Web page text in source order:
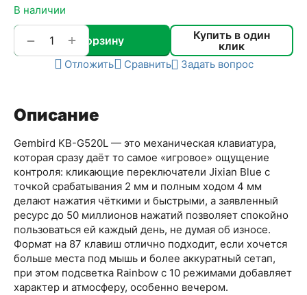
В наличии
+
− В корзину
Купить в один
клик
Отложить Сравнить Задать вопрос
Описание
Gembird KB-G520L — это механическая клавиатура,
которая сразу даёт то самое «игровое» ощущение
контроля: кликающие переключатели Jixian Blue с
точкой срабатывания 2 мм и полным ходом 4 мм
делают нажатия чёткими и быстрыми, а заявленный
ресурс до 50 миллионов нажатий позволяет спокойно
пользоваться ей каждый день, не думая об износе.
Формат на 87 клавиш отлично подходит, если хочется
больше места под мышь и более аккуратный сетап,
при этом подсветка Rainbow с 10 режимами добавляет
характер и атмосферу, особенно вечером.